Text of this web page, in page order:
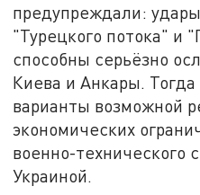
предупреждали:
"Турецкого потока" и
способны серьёзно
Киева и Анкары.
варианты возможной
экономических
военно-технического
Украиной.